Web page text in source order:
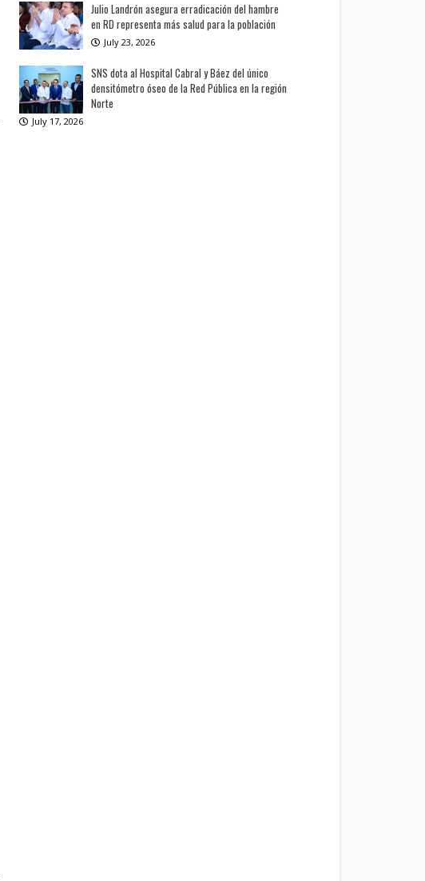
Julio Landrón asegura erradicación del hambre
en RD representa más salud para la población
July 23, 2026
SNS dota al Hospital Cabral y Báez del único
densitómetro óseo de la Red Pública en la región
Norte
July 17, 2026